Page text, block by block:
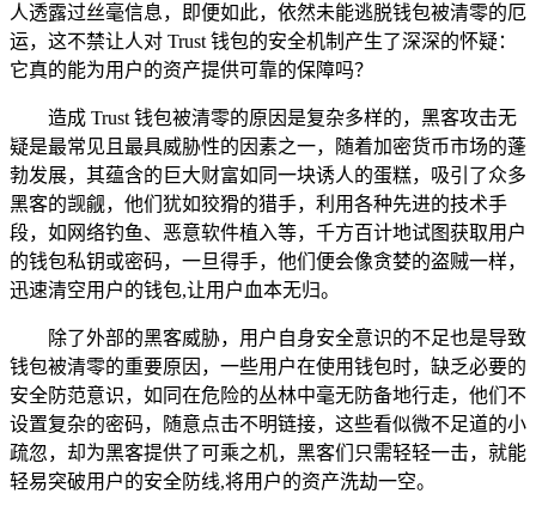
人透露过丝毫信息，即便如此，依然未能逃脱钱包被清零的厄
运，这不禁让人对 Trust 钱包的安全机制产生了深深的怀疑：
它真的能为用户的资产提供可靠的保障吗？
造成 Trust 钱包被清零的原因是复杂多样的，黑客攻击无
疑是最常见且最具威胁性的因素之一，随着加密货币市场的蓬
勃发展，其蕴含的巨大财富如同一块诱人的蛋糕，吸引了众多
黑客的觊觎，他们犹如狡猾的猎手，利用各种先进的技术手
段，如网络钓鱼、恶意软件植入等，千方百计地试图获取用户
的钱包私钥或密码，一旦得手，他们便会像贪婪的盗贼一样，
迅速清空用户的钱包,让用户血本无归。
除了外部的黑客威胁，用户自身安全意识的不足也是导致
钱包被清零的重要原因，一些用户在使用钱包时，缺乏必要的
安全防范意识，如同在危险的丛林中毫无防备地行走，他们不
设置复杂的密码，随意点击不明链接，这些看似微不足道的小
疏忽，却为黑客提供了可乘之机，黑客们只需轻轻一击，就能
轻易突破用户的安全防线,将用户的资产洗劫一空。